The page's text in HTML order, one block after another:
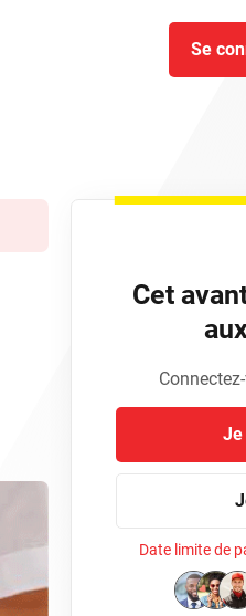
Se
Cet
Je
Date limite de